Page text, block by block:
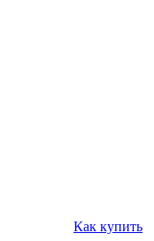
Как купить